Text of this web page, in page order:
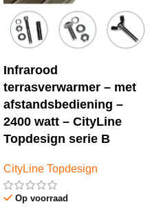
Infrarood
terrasverwarmer – met
afstandsbediening –
2400 watt – CityLine
Topdesign serie B
CityLine Topdesign
Op voorraad